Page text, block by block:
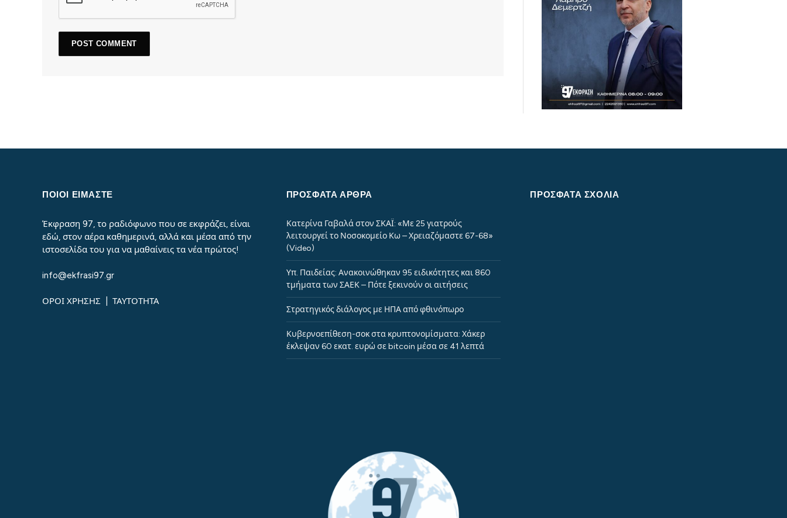
ΠΟΙΟΙ ΕΙΜΑΣΤΕ
Έκφραση 97, το ραδιόφωνο που σε εκφράζει, είναι
εδώ, στον αέρα καθημερινά, αλλά και μέσα από την
ιστοσελίδα του για να μαθαίνεις τα νέα πρώτος!
info@ekfrasi97.gr
ΟΡΟΙ ΧΡΗΣΗΣ ΤΑΥΤΟΤΗΤΑ
ΠΡΌΣΦΑΤΑ ΆΡΘΡΑ
Κατερίνα Γαβαλά στον ΣΚΑΪ: «Με 25 γιατρούς
λειτουργεί το Νοσοκομείο Κω – Χρειαζόμαστε 67-68»
(Video)
Υπ. Παιδείας: Ανακοινώθηκαν 95 ειδικότητες και 860
τμήματα των ΣΑΕΚ – Πότε ξεκινούν οι αιτήσεις
Στρατηγικός διάλογος με ΗΠΑ από φθινόπωρο
Κυβερνοεπίθεση-σοκ στα κρυπτονομίσματα: Χάκερ
έκλεψαν 60 εκατ. ευρώ σε bitcoin μέσα σε 41 λεπτά
ΠΡΌΣΦΑΤΑ ΣΧΌΛΙΑ